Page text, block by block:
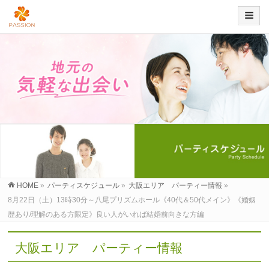
HOME » パーティスケジュール » 大阪エリア パーティー情報 »
8月22日（土）13時30分～八尾プリズムホール《40代＆50代メイン》《婚姻
歴あり/理解のある方限定》良い人がいれば結婚前向きな方編
大阪エリア パーティー情報